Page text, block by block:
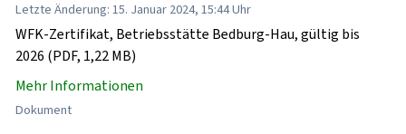
Letzte Änderung: 15. Januar 2024, 15:44 Uhr
WFK-Zertifikat, Betriebsstätte Bedburg-Hau, gültig bis
2026 (PDF, 1,22 MB)
Mehr Informationen
Dokument